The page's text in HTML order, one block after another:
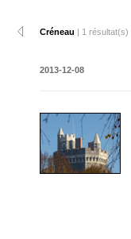
Créneau | 1 résultat(s)
2013-12-08